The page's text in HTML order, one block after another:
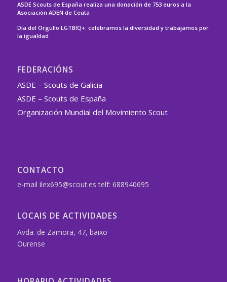
ASDE Scouts de España realiza una donación de 753 euros a la
Asociación ADEN de Ceuta
Día del Orgullo LGTBIQ+: celebramos la diversidad y trabajamos por
la igualdad
FEDERACIÓNS
ASDE – Scouts de Galicia
ASDE – Scouts de España
Organización Mundial del Movimiento Scout
CONTACTO
e-mail ilex695@scout.es telf: 688940695
LOCAIS DE ACTIVIDADES
Avda. de Zamora, 47, baixo
Ourense